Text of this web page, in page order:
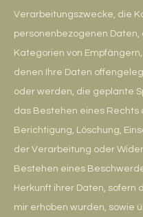
Verarbeitungszwecke, die
personenbezogenen Daten,
Kategorien von
denen Ihre Daten
oder werden, die geplante
das Bestehen eines Rechts
Berichtigung, Löschung,
der Verarbeitung oder
Bestehen eines
Herkunft ihrer Daten, sofern
mir erhoben wurden, sowie